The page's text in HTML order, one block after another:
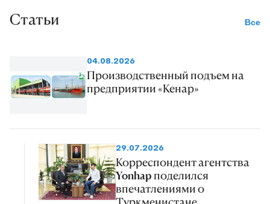
Статьи Все
04.08.2026
Производственный подъем на
предприятии «Кенар»
29.07.2026
Корреспондент агентства
Yonhap поделился
впечатлениями о
Туркменистане